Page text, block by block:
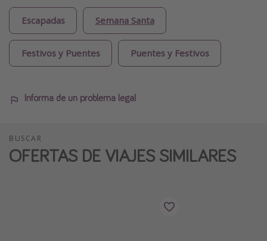
Escapadas Semana Santa
Festivos y Puentes Puentes y Festivos
Informa de un problema legal
BUSCAR
OFERTAS DE VIAJES SIMILARES